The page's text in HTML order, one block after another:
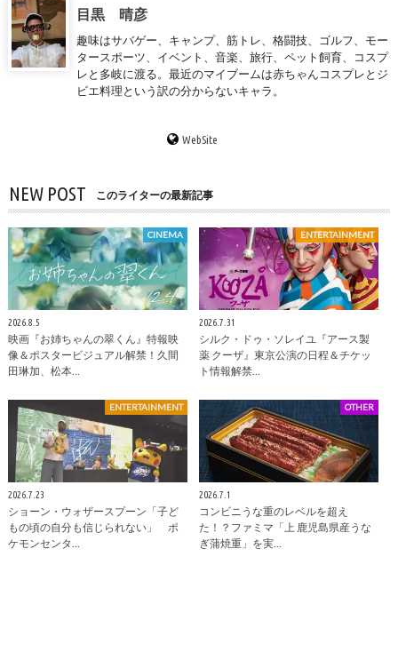
目黒 晴彦
趣味はサバゲー、キャンプ、筋トレ、格闘技、ゴルフ、モー
タースポーツ、イベント、音楽、旅行、ペット飼育、コスプ
レと多岐に渡る。最近のマイブームは赤ちゃんコスプレとジ
ビエ料理という訳の分からないキャラ。
WebSite
NEW POST このライターの最新記事
CINEMA
2026.8.5
映画『お姉ちゃんの翠くん』特報映
像＆ポスタービジュアル解禁！久間
田琳加、松本…
ENTERTAINMENT
2026.7.31
シルク・ドゥ・ソレイユ『アース製
薬 クーザ』東京公演の日程＆チケッ
ト情報解禁…
ENTERTAINMENT
2026.7.23
ショーン・ウォザースプーン「子ど
もの頃の自分も信じられない」 ポ
ケモンセンタ…
OTHER
2026.7.1
コンビニうな重のレベルを超え
た！？ファミマ「上 鹿児島県産うな
ぎ蒲焼重」を実…